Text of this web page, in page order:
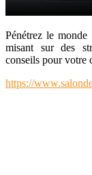
Pénétrez le
misant sur des
conseils pour votre
https://